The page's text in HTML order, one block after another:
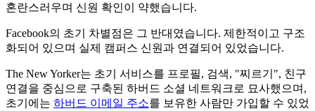
혼란스러우며 신원 확인이 약했습니다.
Facebook의 초기 차별점은 그 반대였습니다. 제한적이고 구조
화되어 있으며 실제 캠퍼스 신원과 연결되어 있었습니다.
The New Yorker는 초기 서비스를 프로필, 검색, "찌르기", 친구
연결을 중심으로 구축된 하버드 소셜 네트워크로 묘사했으며,
초기에는 하버드 이메일 주소를 보유한 사람만 가입할 수 있었